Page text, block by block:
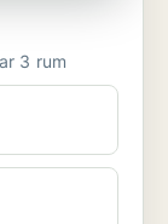
har 3 rum